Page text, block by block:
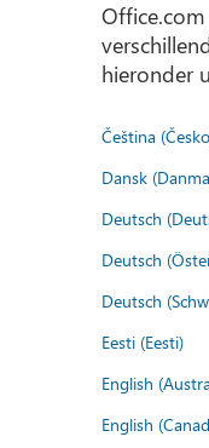
hieronder
Čeština
Dansk
Deutsch
Deutsch
Deutsch
Eesti (Eesti)
English
English